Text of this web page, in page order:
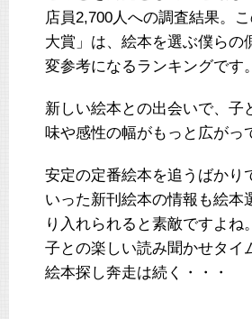
店員2,700人への調査結果。
大賞」は、絵本を選ぶ僕らの
変参考になるランキングです。
新しい絵本との出会いで、子
味や感性の幅がもっと広がっ
安定の定番絵本を追うばかり
いった新刊絵本の情報も絵本
り入れられると素敵ですよね
子との楽しい読み聞かせタイ
絵本探し奔走は続く・・・